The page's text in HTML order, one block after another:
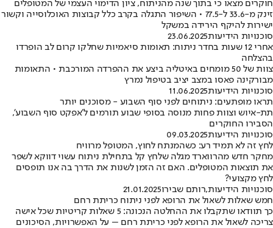
חוקרים מצאו כי בתוך שנה מהניתוח, ציון הדימוי העצמי של המטופלים
זינק מ-33.6 ל-77.5 • השיפור התגלה בקרב כלל קבוצות האוכלוסייה וקשור
ישירות להיקף הירידה במשקל
סוכנויות הידיעות23.06.2025
אחרי 12 שעות בחדר ניתוח: תאומות סיאמיות שחלקו קרום לב הופרדו
בהצלחה
צוות של 50 מומחים באיטליה ביצע את ההפרדה המורכבת • התאומות
מבורקינה פאסו במצב יציב בטיפול נמרץ
סוכנויות הידיעות11.06.2025
תראו מופתעים: ניתוחים לפני סוף השבוע - מסוכנים יותר
תת-איוש וצוות פחות מנוסה בסופי שבוע תורמים ל'אפקט סוף השבוע',
הסבירו החוקרים
סוכנויות הידיעות09.03.2025
לחץ זה לא תמיד רע: כשהמנתח לחוץ, המטופל מרוויח
מחקר חדש מהרווארד מגלה שלחץ קל בתחילת ניתוח עשוי דווקא לשפר
את תוצאות המטופלים. האם זה הזמן לשנות את הדרך בה אנו תופסים
לחץ מקצועי?
סוכנויות הידיעות,רותם שבירו21.01.2025
חמש שאלות לשאול את הרופא לפני ניתוח כריתת רחם
כך תוודאו שתקבלו את ההחלטה הנכונה: 5 שאלות קריטיות שכל אישה
צריכה לשאול את הרופא לפני כריתת רחם – על האפשרויות, הסיכונים